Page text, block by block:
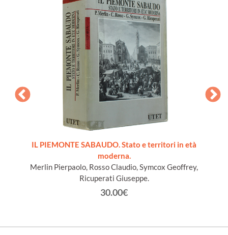
IL PIEMONTE SABAUDO. Stato e territori in età
moderna.
Merlin Pierpaolo, Rosso Claudio, Symcox Geoffrey,
Ricuperati Giuseppe.
30.00€